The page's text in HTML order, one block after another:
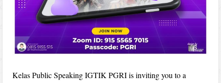
Kelas Public Speaking IGTIK PGRI is inviting you to a